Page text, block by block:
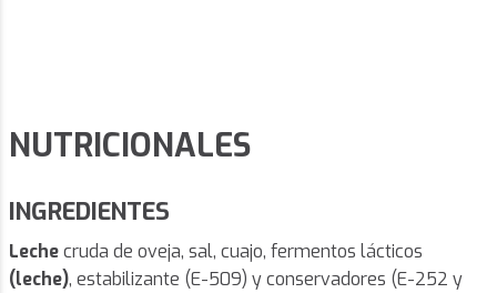
NUTRICIONALES
INGREDIENTES
Lechecruda de oveja, sal, cuajo, fermentos lácticos
(leche), estabilizante (E-509) y conservadores (E-252 y